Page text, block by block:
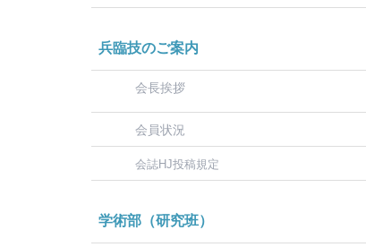
兵臨技のご案内
会長挨拶
会員状況
会誌HJ投稿規定
学術部（研究班）